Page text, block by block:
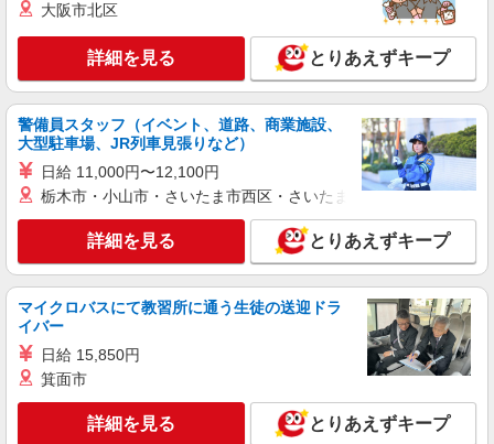
キープ 詳細を見る
派遣社員
代々木上原駅▼綺麗なサ高住で生活ケア▼清掃
時給1650円〜2312円 ＜日払い有/週払い有/交
通費全支給(ガソリン代含む)＞
渋谷区【最寄り駅：代々木上原駅すぐ】
キープ 詳細を見る
契約社員
ケアホーム 渋谷本町/1380000066-015
介護職員（ヘルパー）（役職なし）
月給208,000円
東京都渋谷区本町4-35-8
大阪市北区
詳細を見る とりあえずキープ
警備員スタッフ（イベント、道路、商業施設、
大型駐車場、JR列車見張りなど）
日給 11,000円〜12,100円
栃木市・小山市・さいたま市西区・さいたま市岩槻区・久喜市・
詳細を見る とりあえずキープ
マイクロバスにて教習所に通う生徒の送迎ドラ
イバー
日給 15,850円
箕面市
詳細を見る とりあえずキープ